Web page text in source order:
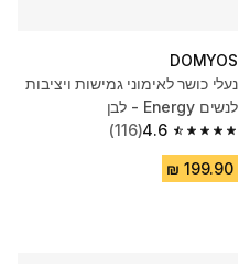
DOMYOS
נעלי כושר לאימוני גמישות ויציבות
לנשים Energy - לבן
4.6
4.6 out of 5 stars from 116 reviews
(116)